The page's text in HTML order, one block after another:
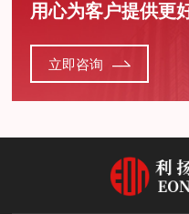
用心为客户提供更
立即咨询